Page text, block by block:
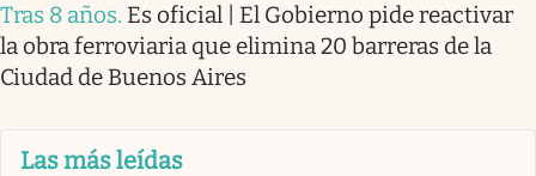
Tras 8 años. Es oficial | El Gobierno pide reactivar
la obra ferroviaria que elimina 20 barreras de la
Ciudad de Buenos Aires
Las más leídas